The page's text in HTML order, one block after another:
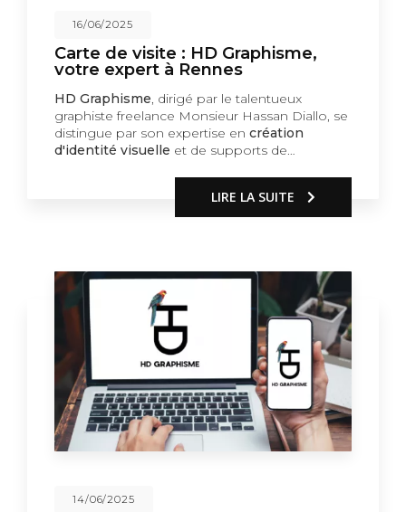
16/06/2025
Carte de visite : HD Graphisme,
votre expert à Rennes
HD Graphisme, dirigé par le talentueux
graphiste freelance Monsieur Hassan Diallo, se
distingue par son expertise en création
d'identité visuelle et de supports de…
LIRE LA SUITE
14/06/2025